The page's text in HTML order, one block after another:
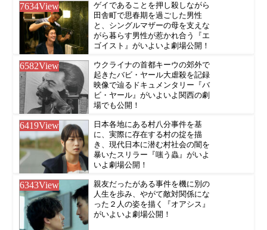
7634View
ゲイであることを押し殺しながら
田舎町で思春期を過ごした男性
と、シングルマザーの母を支えな
がら暮らす男性が惹かれ合う『エ
ゴイスト』がいよいよ劇場公開！
6582View
ウクライナの首都キーウの郊外で
起きたバビ・ヤール大虐殺を記録
映像で辿るドキュメンタリー『バ
ビ・ヤール』がいよいよ関西の劇
場でも公開！
6419View
日本各地にある村八分事件を基
に、実際に存在する村の掟を描
き、現代日本に潜む村社会の闇を
暴いたスリラー『嗤う蟲』がいよ
いよ劇場公開！
6343View
親友だったがある事件を機に別の
人生を歩み、やがて敵対関係にな
った２人の姿を描く『オアシス』
がいよいよ劇場公開！